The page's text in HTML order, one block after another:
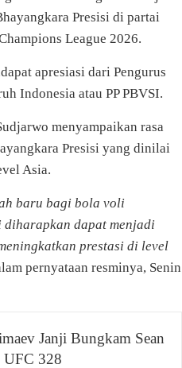
Presisi di partai
League 2026.
apresiasi dari Pengurus
Indonesia atau PP PBVSI.
menyampaikan rasa
Presisi yang dinilai
Asia.
baru bagi bola voli
dapat menjadi
prestasi di level
pernyataan resminya, Senin
Janji Bungkam Sean
UFC 328